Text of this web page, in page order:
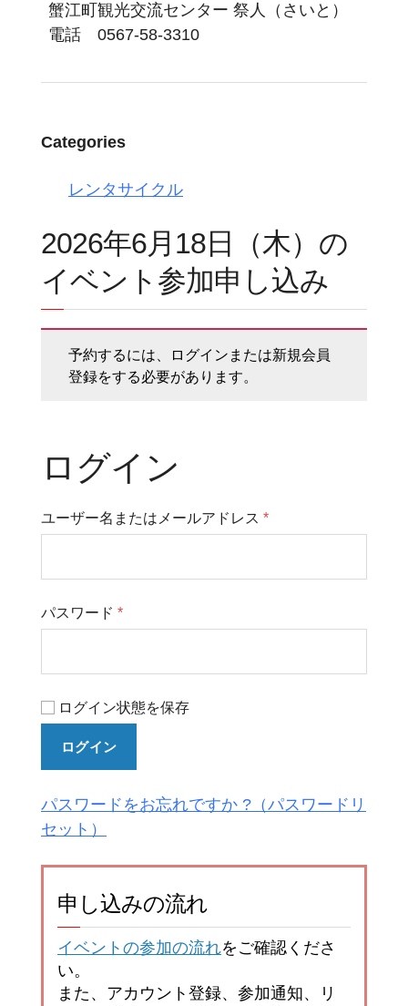
蟹江町観光交流センター 祭人（さいと）
電話 0567-58-3310
Categories
レンタサイクル
2026年6月18日（木）の
イベント参加申し込み
予約するには、ログインまたは新規会員
登録をする必要があります。
ログイン
ユーザー名またはメールアドレス *
パスワード *
ログイン状態を保存
ログイン
パスワードをお忘れですか ?
申し込みの流れ
イベントの参加の流れをご確認くださ
い。
また、アカウント登録、参加通知、リ